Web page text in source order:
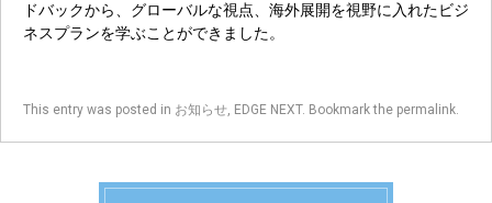
ドバックから、グローバルな視点、海外展開を視野に入れたビジ
ネスプランを学ぶことができました。
This entry was posted in お知らせ, EDGE NEXT. Bookmark the permalink.